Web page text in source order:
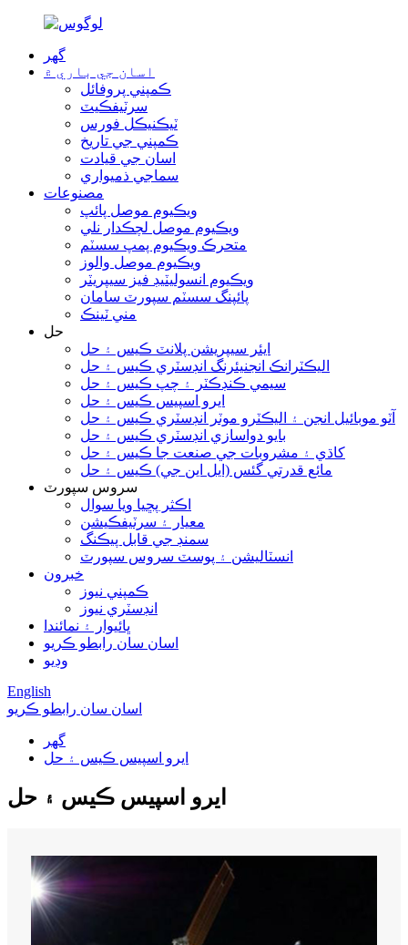
گھر
اسان جي باري ۾
ڪمپني پروفائل
سرٽيفڪيٽ
ٽيڪنيڪل فورس
ڪمپني جي تاريخ
اسان جي قيادت
سماجي ذميواري
مصنوعات
ويڪيوم موصل پائپ
ويڪيوم موصل لچڪدار نلي
متحرڪ ويڪيوم پمپ سسٽم
ويڪيوم موصل والوز
ويڪيوم انسوليٽيڊ فيز سيپريٽر
پائپنگ سسٽم سپورٽ سامان
مني ٽينڪ
حل
ايئر سيپريشن پلانٽ ڪيس ۽ حل
اليڪٽرانڪ انجنيئرنگ انڊسٽري ڪيس ۽ حل
سيمي ڪنڊڪٽر ۽ چپ ڪيس ۽ حل
ايرو اسپيس ڪيس ۽ حل
آٽو موبائيل انجن ۽ اليڪٽرو موٽر انڊسٽري ڪيس ۽ حل
بايو دواسازي انڊسٽري ڪيس ۽ حل
کاڌي ۽ مشروبات جي صنعت جا ڪيس ۽ حل
مائع قدرتي گئس (ايل اين جي) ڪيس ۽ حل
سروس سپورٽ
اڪثر پڇيا ويا سوال
معيار ۽ سرٽيفڪيشن
سمنڊ جي قابل پيڪنگ
انسٽاليشن ۽ پوسٽ سروس سپورٽ
خبرون
ڪمپني نيوز
انڊسٽري نيوز
ڀائيوار ۽ نمائندا
اسان سان رابطو ڪريو
وڊيو
English
اسان سان رابطو ڪريو
گھر
ايرو اسپيس ڪيس ۽ حل
ايرو اسپيس ڪيس ۽ حل